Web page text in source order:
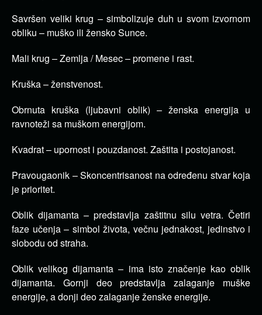
Savršen veliki krug – simbolizuje duh u svom izvornom
obliku – muško ili žensko Sunce.
Mali krug – Zemlja / Mesec – promene i rast.
Kruška – ženstvenost.
Obrnuta kruška (ljubavni oblik) – ženska energija u
ravnoteži sa muškom energijom.
Kvadrat – upornost i pouzdanost. Zaštita i postojanost.
Pravougaonik – Skoncentrisanost na određenu stvar koja
je prioritet.
Oblik dijamanta – predstavlja zaštitnu silu vetra. Četiri
faze učenja – simbol života, večnu jednakost, jedinstvo i
slobodu od straha.
Oblik velikog dijamanta – ima isto značenje kao oblik
dijamanta. Gornji deo predstavlja zalaganje muške
energije, a donji deo zalaganje ženske energije.